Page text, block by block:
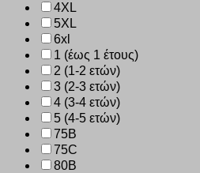
4XL
5XL
6xl
1 (έως 1 έτους)
2 (1-2 ετών)
3 (2-3 ετών)
4 (3-4 ετών)
5 (4-5 ετών)
75B
75C
80B